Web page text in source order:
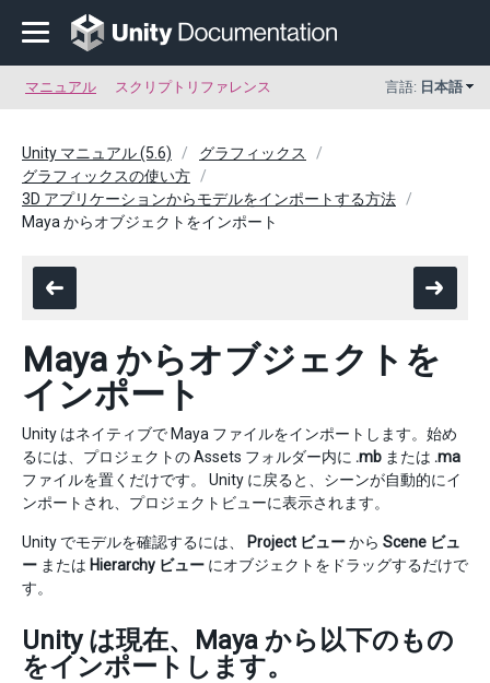
マニュアル スクリプトリファレンス 言語: 日本語
Unity マニュアル (5.6)
グラフィックス
グラフィックスの使い方
3D アプリケーションからモデルをインポートする方法
Maya からオブジェクトをインポート
Maya からオブジェクトを
インポート
Unity はネイティブで Maya ファイルをインポートします。始め
るには、プロジェクトの Assets フォルダー内に .mb または .ma
ファイルを置くだけです。 Unity に戻ると、シーンが自動的にイ
ンポートされ、プロジェクトビューに表示されます。
Unity でモデルを確認するには、 Project ビューから Scene ビュ
ー または Hierarchy ビュー にオブジェクトをドラッグするだけで
す。
Unity は現在、Maya から以下のもの
をインポートします。